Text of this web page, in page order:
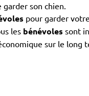
son chien.
pour garder
les bénévoles sont
sur le long